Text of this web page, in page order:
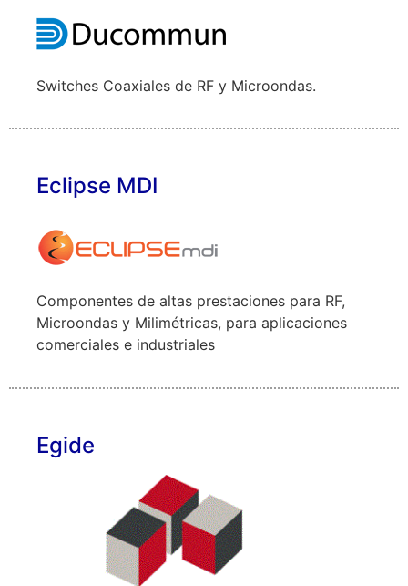
Switches Coaxiales de RF y Microondas.
Eclipse MDI
Componentes de altas prestaciones para RF,
Microondas y Milimétricas, para aplicaciones
comerciales e industriales
Egide